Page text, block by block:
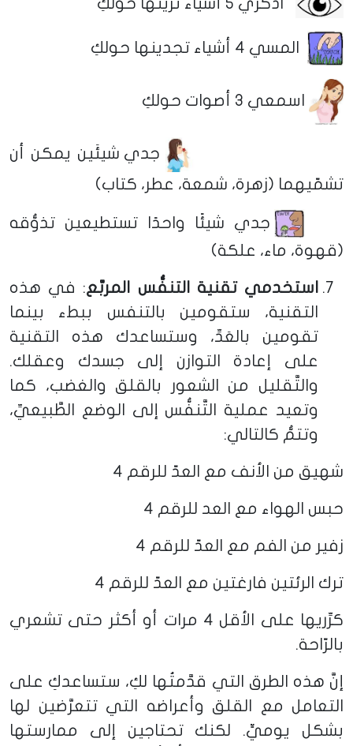
اذكري 5 أشياء ترَينها حولكِ
المسي 4 أشياء تجدينها حولكِ
اسمعي 3 أصوات حولكِ
جدي شيئَين يمكن أن
تشمّيهما (زهرة، شمعة، عطر، كتاب)
جدي شيئًا واحدًا تستطيعين تذوُّقه
(قهوة، ماء، علكة)
استخدمي تقنية التنفُّس المربَّع: في هذه
التقنية، ستقومين بالتنفس ببطء بينما
تقومين بالعَدِّ، وستساعدك هذه التقنية
على إعادة التوازن إلى جسدك وعقلك.
والتَّقليل من الشعور بالقلق والغضب، كما
وتعيد عملية التَّنفُّس إلى الوضع الطَّبيعيِّ،
وتتمُّ كالتالي:
شهيق من الأنف مع العدّ للرقم 4
حبس الهواء مع العد للرقم 4
زفير من الفم مع العدّ للرقم 4
ترك الرئتين فارغتين مع العدّ للرقم 4
كرِّريها على الأقل 4 مرات أو أكثر حتى تشعري
بالرّاحة.
إنَّ هذه الطرق التي قدَّمتُها لكِ، ستساعدكِ على
التعامل مع القلق وأعراضه التي تتعرَّضين لها
بشكل يوميٍّ. لكنك تحتاجين إلى ممارستها